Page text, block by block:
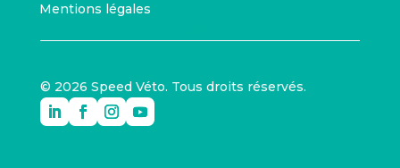
Mentions légales
© 2026 Speed Véto. Tous droits réservés.